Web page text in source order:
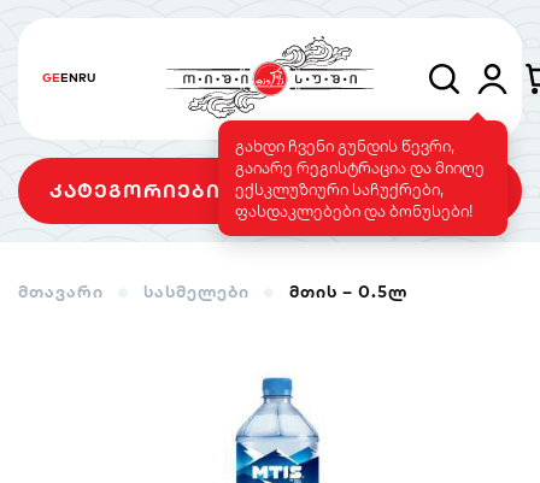
GEENRU
გახდი ჩვენი გუნდის წევრი,
გაიარე რეგისტრაცია და მიიღე
ექსკლუზიური საჩუქრები,
ფასდაკლებები და ბონუსები!
კატეგორიები
საფირმო
მთავარი სასმელები მთის – 0.5ლ